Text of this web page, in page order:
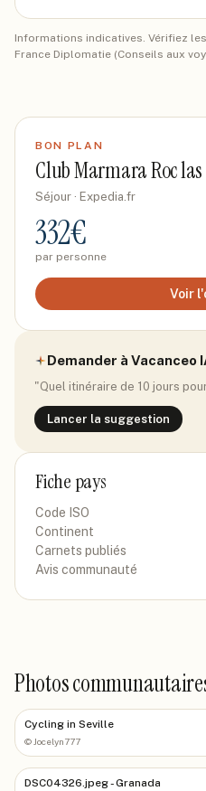
Informations indicatives. Vérifiez
France Diplomatie (Conseils aux
BON PLAN
Club Marmara Roc las
Séjour · Expedia.fr
332€
par personne
Voir
Demander à Vacanceo
"Quel itinéraire de 10 jours
Lancer la suggestion
Fiche pays
Code ISO
Continent
Carnets publiés
Avis communauté
Photos
Cycling in Seville
© Jocelyn777
DSC04326.jpeg - Granada